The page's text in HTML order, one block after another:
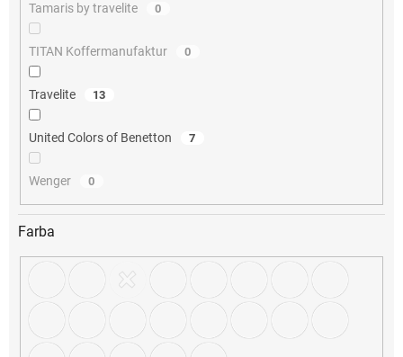
Tamaris by travelite 0
TITAN Koffermanufaktur 0
Travelite 13
United Colors of Benetton 7
Wenger 0
Farba